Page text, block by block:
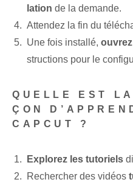
lation de ⁢la demande.
Attendez la fin du
Une fois ⁤installé,
structions pour le
QUELLE EST
ÇON
CAPCUT ?
Explorez les tutoriels
Rechercher des vidéos